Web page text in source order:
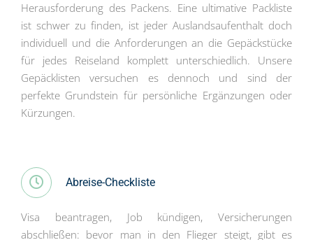
Herausforderung des Packens. Eine ultimative Packliste
ist schwer zu finden, ist jeder Auslandsaufenthalt doch
individuell und die Anforderungen an die Gepäckstücke
für jedes Reiseland komplett unterschiedlich. Unsere
Gepäcklisten versuchen es dennoch und sind der
perfekte Grundstein für persönliche Ergänzungen oder
Kürzungen.
Abreise-Checkliste
Visa beantragen, Job kündigen, Versicherungen
abschließen: bevor man in den Flieger steigt, gibt es